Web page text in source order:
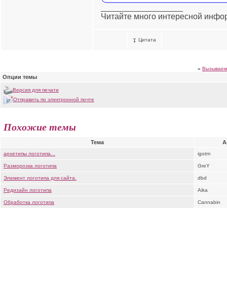
Читайте много интересной
Цитата
«
Опции темы
Версия для печати
Отправить по электронной почте
Похожие темы
Тема
архетипы логотипа... igotm
Разморозка логотипа GreY
Элемент логотипа для сайта. dbd
Редизайн логотипа Aika
Обработка логотипа Cannabin